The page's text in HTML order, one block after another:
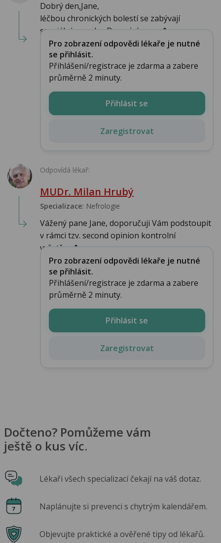
Dobrý den,Jane,
léčbou chronických bolestí se zabývají
speciální poradny.Domnívám, se,�...
Pro zobrazení odpovědi lékaře je nutné
se přihlásit.
Přihlášení/registrace je zdarma a zabere
průměrně 2 minuty.
Přihlásit se
Zaregistrovat
Odpovídá lékař:
MUDr. Milan Hrubý
Specializace: Nefrologie
Vážený pane Jane, doporučuji Vám podstoupit
v rámci tzv. second opinion kontrolní
vyšetřen�...
Pro zobrazení odpovědi lékaře je nutné
se přihlásit.
Přihlášení/registrace je zdarma a zabere
průměrně 2 minuty.
Přihlásit se
Zaregistrovat
Dočteno? Pomůžeme vám
ještě o kus víc.
Lékaři všech specializací čekají na váš dotaz.
Naplánujte si prevenci s chytrým kalendářem.
Objevujte praktické a ověřené tipy od lékařů.